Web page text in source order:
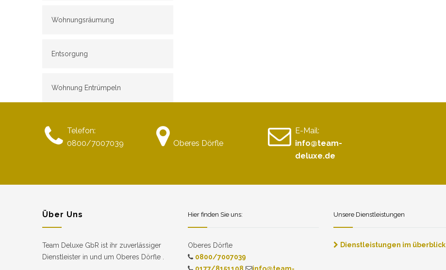
Wohnungsräumung
Entsorgung
Wohnung Entrümpeln
Telefon:
0800/7007039
Oberes Dörfle
E-Mail:
info@team-
deluxe.de
Über Uns
Team Deluxe GbR ist ihr zuverlässiger
Dienstleister in und um Oberes Dörfle .
Hier finden Sie uns:
Oberes Dörfle
0800/7007039
Unsere Dienstleistungen
Dienstleistungen im überblick